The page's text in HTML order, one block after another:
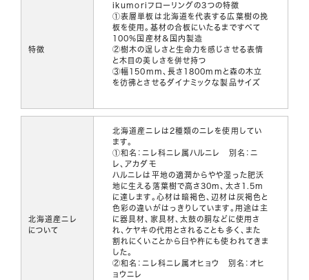
特徴
ikumoriフローリングの3つの特徴
①表層単板は北海道を代表する広葉樹の挽
板を使用。基材の合板にいたるまですべて
100％国産材＆国内製造
②樹木の逞しさと生命力を感じさせる表情
と木目の美しさを併せ持つ
③幅150mm、長さ1800mmと森の木立
を彷彿とさせるダイナミックな製品サイズ
北海道産ニレ
について
北海道産ニレは2種類のニレを使用してい
ます。
①和名：ニレ科ニレ属ハルニレ 別名：ニ
レ、アカダモ
ハルニレは平地の適潤からやや湿った肥沃
地に生える落葉樹で高さ30m、太さ1.5m
に達します。心材は暗褐色、辺材は灰褐色と
色彩の違いがはっきりしています。用途は主
に器具材、家具材、太鼓の胴などに使用さ
れ、ケヤキの代用とされることも多く、また
割れにくいことから臼や杵にも使われてきま
した。
②和名：ニレ科ニレ属オヒョウ 別名：オヒ
ョウニレ